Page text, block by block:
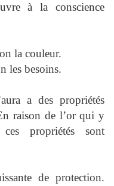
à la conscience
la couleur.
les besoins.
a des propriétés
raison de l’or qui y
propriétés sont
de protection.